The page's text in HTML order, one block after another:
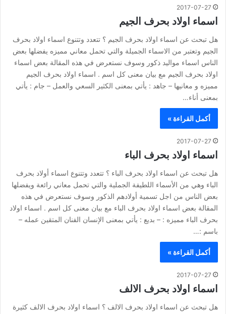
2017-07-27
اسماء اولاد بحرف الجيم
هل تبحث عن اسماء اولاد بحرف الجيم ؟ تتعدد وتتنوع اسماء اولاد بحرف
الجيم وتعتبر من الاسماء الجميلة والتي تحمل معاني مميزه يفضلها بعض
الناس اسماء مواليد ذكور وسوف نستعرض في هذه المقالة بعض اسماء
اولاد بحرف الجيم مع بيان معنى كل اسم . اسماء اولاد بحرف الجيم
مميزه و معانيها – جاهد : يأتي بمعنى الكثير السعي والعمل – جام : يأتي
بمعنى أناء…
أكمل القراءة »
2017-07-27
اسماء اولاد بحرف الباء
هل تبحث عن اسماء اولاد بحرف الباء ؟ تتعدد وتتنوع اسماء أولاد بحرف
الباء وهي من الأسماء اللطيفة الجملية والتي تحمل معاني رائعة ويفضلها
بعض الناس من اجل تسمية أولادهم الذكور وسوف نستعرض في هذه
المقالة بعض اسماء اولاد بحرف الباء مع بيان معنى كل اسم . اسماء اولاد
بحرف الباء مميزه : – بديع : يأتي بمعنى الإنسان الفنان المتقين عمله –
باسم :…
أكمل القراءة »
2017-07-27
اسماء اولاد بحرف الالف
هل تبحث عن اسماء اولاد بحرف الالف ؟ اسماء اولاد بحرف الالف كثيرة